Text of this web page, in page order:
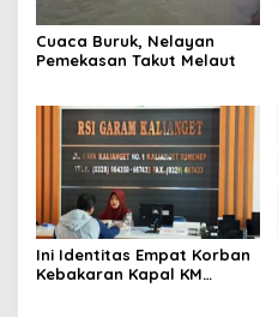
Cuaca Buruk, Nelayan
Pemekasan Takut Melaut
Ini Identitas Empat Korban
Kebakaran Kapal KM